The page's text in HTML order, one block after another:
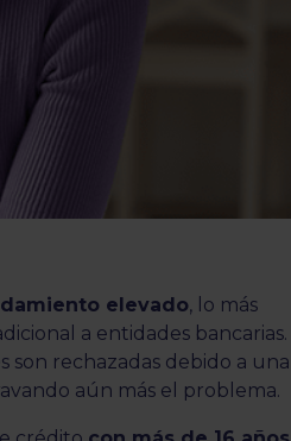
elevado, lo más
a entidades bancarias.
son rechazadas debido a una
aún más el problema.